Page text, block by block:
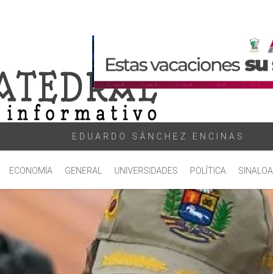
EDUARDO SÁNCHEZ ENCINAS
ECONOMÍA GENERAL UNIVERSIDADES POLÍTICA SINALOA